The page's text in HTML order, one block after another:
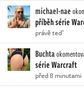
michael-nae
příběh série
právě teď
Buchta
série Warcraft
před 8 minutami